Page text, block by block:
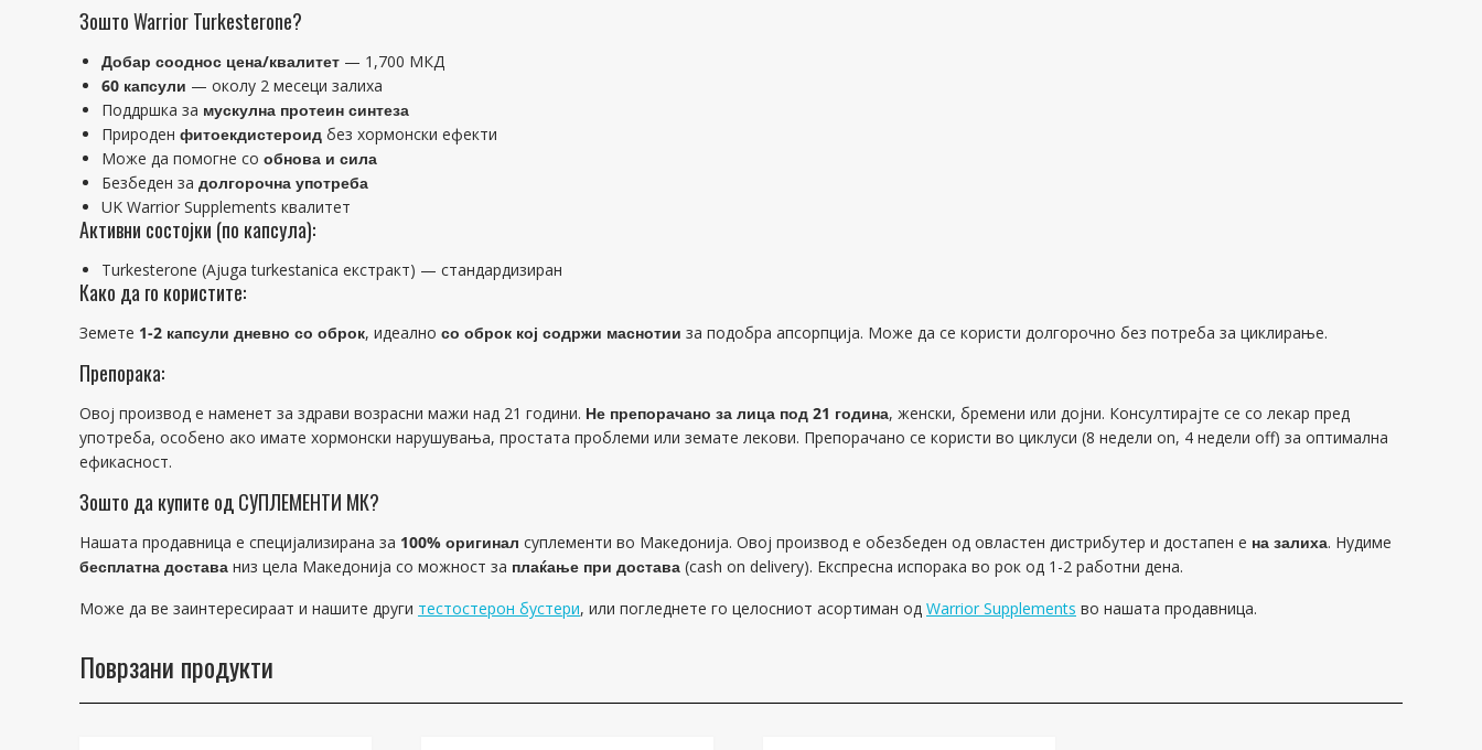
Зошто Warrior Turkesterone?
Добар сооднос цена/квалитет — 1,700 МКД
60 капсули — околу 2 месеци залиха
Поддршка за мускулна протеин синтеза
Природен фитоекдистероид без хормонски ефекти
Може да помогне со обнова и сила
Безбеден за долгорочна употреба
UK Warrior Supplements квалитет
Активни состојки (по капсула):
Turkesterone (Ajuga turkestanica екстракт) — стандардизиран
Како да го користите:
Земете 1-2 капсули дневно со оброк, идеално со оброк кој содржи маснотии за подобра апсорпција. Може да се користи долгорочно без потреба за циклирање.
Препорака:
Овој производ е наменет за здрави возрасни мажи над 21 години. Не препорачано за лица под 21 година, женски, бремени или дојни. Консултирајте се со лекар пред
употреба, особено ако имате хормонски нарушувања, простата проблеми или земате лекови. Препорачано се користи во циклуси (8 недели on, 4 недели off) за оптимална
ефикасност.
Зошто да купите од СУПЛЕМЕНТИ МК?
Нашата продавница е специјализирана за 100% оригинал суплементи во Македонија. Овој производ е обезбеден од овластен дистрибутер и достапен е на залиха. Нудиме
бесплатна достава низ цела Македонија со можност за плаќање при достава (cash on delivery). Експресна испорака во рок од 1-2 работни дена.
Може да ве заинтересираат и нашите други тестостерон бустери, или погледнете го целосниот асортиман од Warrior Supplements во нашата продавница.
Поврзани продукти